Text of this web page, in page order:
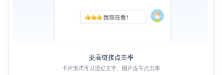
提高链接点击率
卡片形式可以通过文字、图片提高点击率